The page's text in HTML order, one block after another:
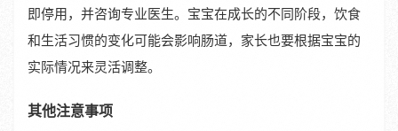
即停用，并咨询专业医生。宝宝在成长的不同阶段，饮食
和生活习惯的变化可能会影响肠道，家长也要根据宝宝的
实际情况来灵活调整。
其他注意事项